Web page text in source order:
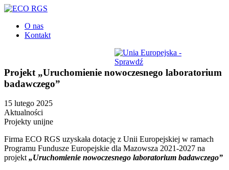
O nas
Kontakt
Projekt „Uruchomienie nowoczesnego laboratorium
badawczego”
15 lutego 2025
Aktualności
Projekty unijne
Firma ECO RGS uzyskała dotację z Unii Europejskiej w ramach
Programu Fundusze Europejskie dla Mazowsza 2021-2027 na
projekt„Uruchomienie nowoczesnego laboratorium badawczego”